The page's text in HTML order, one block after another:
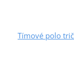
Tímové polo